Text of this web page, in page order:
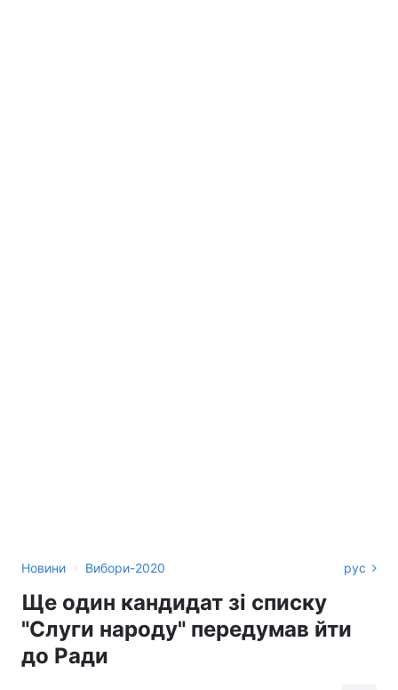
Новини › Вибори-2020 рус
Ще один кандидат зі списку
"Слуги народу" передумав йти
до Ради